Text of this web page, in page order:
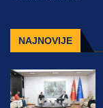
NAJNOVIJE